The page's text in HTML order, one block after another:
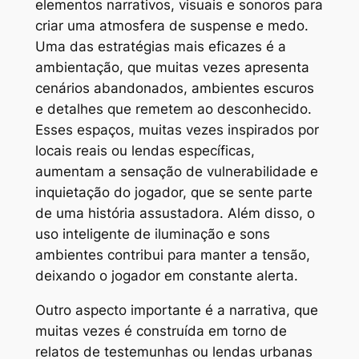
elementos narrativos, visuais e sonoros para
criar uma atmosfera de suspense e medo.
Uma das estratégias mais eficazes é a
ambientação, que muitas vezes apresenta
cenários abandonados, ambientes escuros
e detalhes que remetem ao desconhecido.
Esses espaços, muitas vezes inspirados por
locais reais ou lendas específicas,
aumentam a sensação de vulnerabilidade e
inquietação do jogador, que se sente parte
de uma história assustadora. Além disso, o
uso inteligente de iluminação e sons
ambientes contribui para manter a tensão,
deixando o jogador em constante alerta.
Outro aspecto importante é a narrativa, que
muitas vezes é construída em torno de
relatos de testemunhas ou lendas urbanas